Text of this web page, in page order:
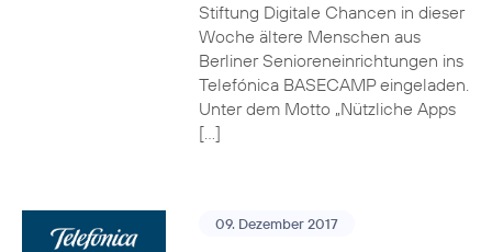
Stiftung Digitale Chancen in dieser
Woche ältere Menschen aus
Berliner Senioreneinrichtungen ins
Telefónica BASECAMP eingeladen.
Unter dem Motto „Nützliche Apps
[…]
09. Dezember 2017